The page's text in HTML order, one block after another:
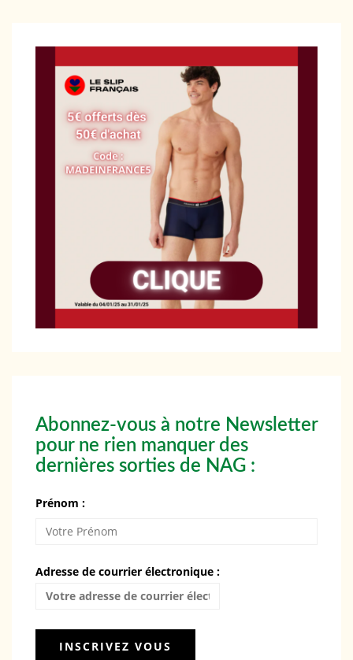
Abonnez-vous à notre Newsletter
pour ne rien manquer des
dernières sorties de NAG :
Prénom :
Adresse de courrier électronique :